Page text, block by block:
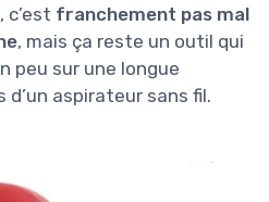
franchement pas mal
, mais ça reste un outil qui
peu sur une longue
d’un aspirateur sans fil.